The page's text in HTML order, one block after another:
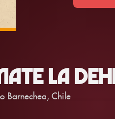
LA
Barnechea, Chile